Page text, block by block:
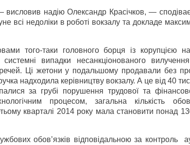
висловив надію Олександр Красічков, —
всі недоліки в роботі вокзалу та докладе
того-таки головного борця із корупцією
системні випадки несанкціонованого
Ці жетони у подальшому продавали без
надходила керівництву вокзалу. А це від 40
за грубі порушення трудової та
процесом, загальна кількість
кварталі 2014 року мала становити понад
обов’язків відповідальною за контроль